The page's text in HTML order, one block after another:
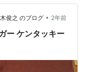
。人気メニュー
俊之 のブログ • 2年前
ー ケンタッキー